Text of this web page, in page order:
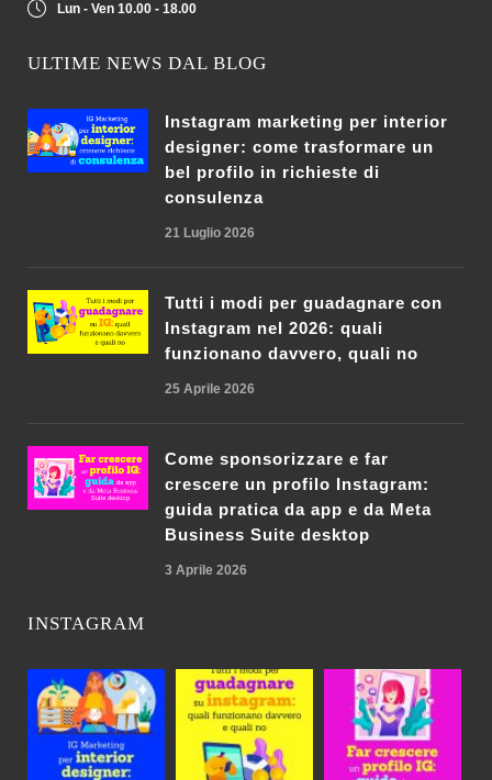
Lun - Ven 10.00 - 18.00
ULTIME NEWS DAL BLOG
Instagram marketing per interior
designer: come trasformare un
bel profilo in richieste di
consulenza
21 Luglio 2026
Tutti i modi per guadagnare con
Instagram nel 2026: quali
funzionano davvero, quali no
25 Aprile 2026
Come sponsorizzare e far
crescere un profilo Instagram:
guida pratica da app e da Meta
Business Suite desktop
3 Aprile 2026
INSTAGRAM